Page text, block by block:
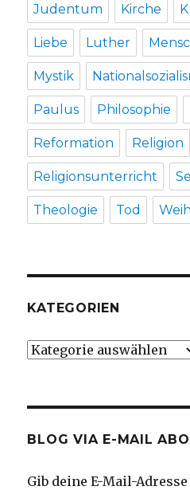
Judentum Kirche
Liebe Luther
Mystik
Paulus Philosophie
Reformation Religion
Religionsunterricht
Theologie Tod
KATEGORIEN
Kategorien
BLOG VIA E-MAIL
Gib deine E-Mail-